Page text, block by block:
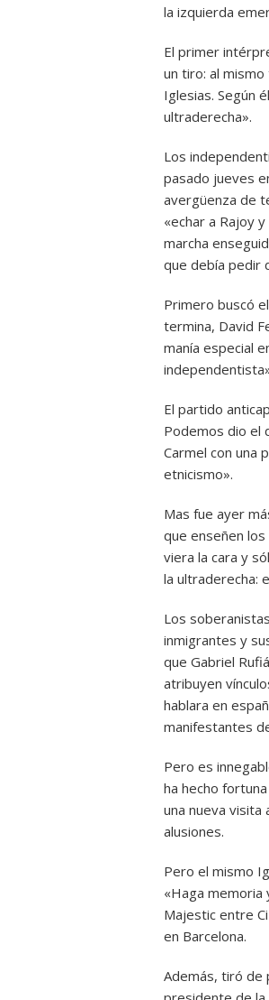
la izquierda
El primer
un tiro: al mismo
Iglesias. Según
ultraderecha».
Los
pasado jueves
avergüenza de
«echar a Rajoy
marcha
que debía pedir
Primero buscó
termina, David
manía especial
El partido
Podemos dio el
Carmel con una
etnicismo».
Mas fue ayer
que enseñen
viera la cara y
la ultraderecha:
Los
inmigrantes y
que Gabriel
atribuyen
hablara en
manifestantes
Pero es
ha hecho
una nueva visita
alusiones.
Pero el mismo
«Haga memoria
Majestic entre
en Barcelona.
Además, tiró de